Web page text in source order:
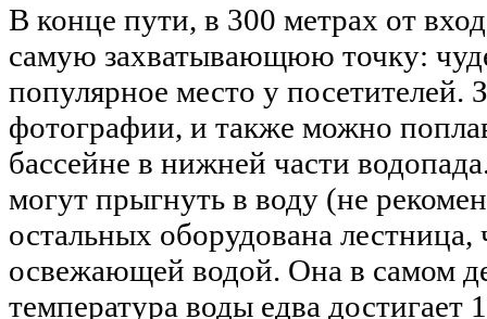
В конце пути, в 300 метрах от
самую захватывающюю точку:
популярное место у посетителей.
фотографии, и также можно
бассейне в нижней части
могут прыгнуть в воду (не
остальных оборудована лестница,
освежающей водой. Она в самом
температура воды едва достигает